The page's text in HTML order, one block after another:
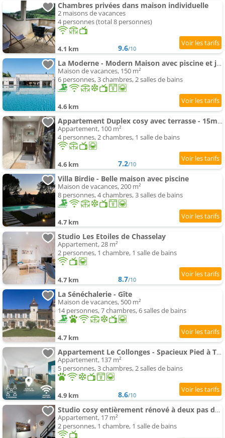
Chambres privées dans maison individuelle
2 maisons de vacances
4 personnes (total 8 personnes)
4.1 km 9.6/10
La Moderne - Modern Maison avec piscine et jardin
Maison de vacances, 150 m²
6 personnes, 3 chambres, 2 salles de bains
4.6 km
Appartement Duplex cosy avec terrasse - 15min de Lyon centre
Appartement, 100 m²
4 personnes, 2 chambres, 1 salle de bains
4.6 km 7.2/10
Villa Birdie - Belle maison avec piscine
Maison de vacances, 200 m²
8 personnes, 4 chambres, 3 salles de bains
4.7 km
Studio Les Etoiles de Chasselay
Appartement, 28 m²
2 personnes, 1 chambre, 1 salle de bains
4.7 km 8.7/10
La Sénéchalerie - Gîte
Maison de vacances, 500 m²
14 personnes, 7 chambres, 6 salles de bains
4.7 km
Appartement Le Collonges - Spacieux Pied à Terre proche Lyon
Appartement, 137 m²
5 personnes, 3 chambres, 2 salles de bains
4.9 km 8.6/10
Studio cosy entièrement rénové à deux pas de Lyon
Appartement, 17 m²
2 personnes, 1 chambre, 1 salle de bains